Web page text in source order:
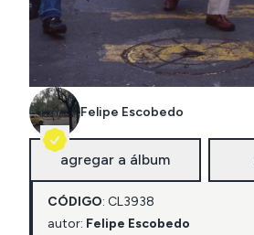
Felipe Escobedo
agregar a álbum
CÓDIGO: CL3938
autor: Felipe Escobedo